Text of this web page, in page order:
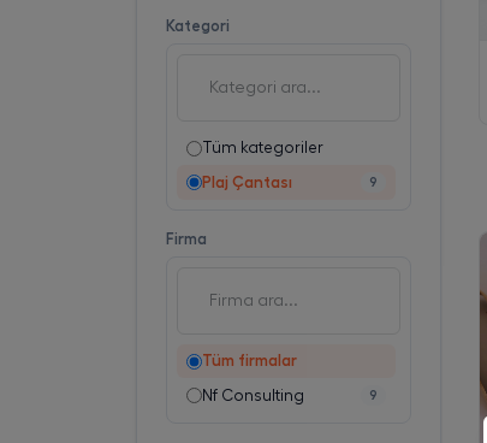
Kategori
Tüm kategoriler
Plaj Çantası 9
Firma
Tüm firmalar
Nf Consulting 9